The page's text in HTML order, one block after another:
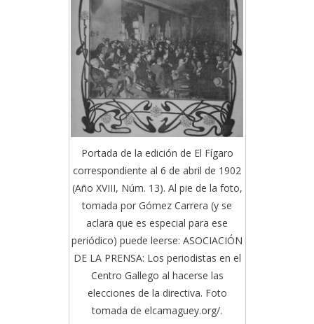
Portada de la edición de El Fígaro
correspondiente al 6 de abril de 1902
(Año XVIII, Núm. 13). Al pie de la foto,
tomada por Gómez Carrera (y se
aclara que es especial para ese
periódico) puede leerse: ASOCIACIÓN
DE LA PRENSA: Los periodistas en el
Centro Gallego al hacerse las
elecciones de la directiva. Foto
tomada de elcamaguey.org/.